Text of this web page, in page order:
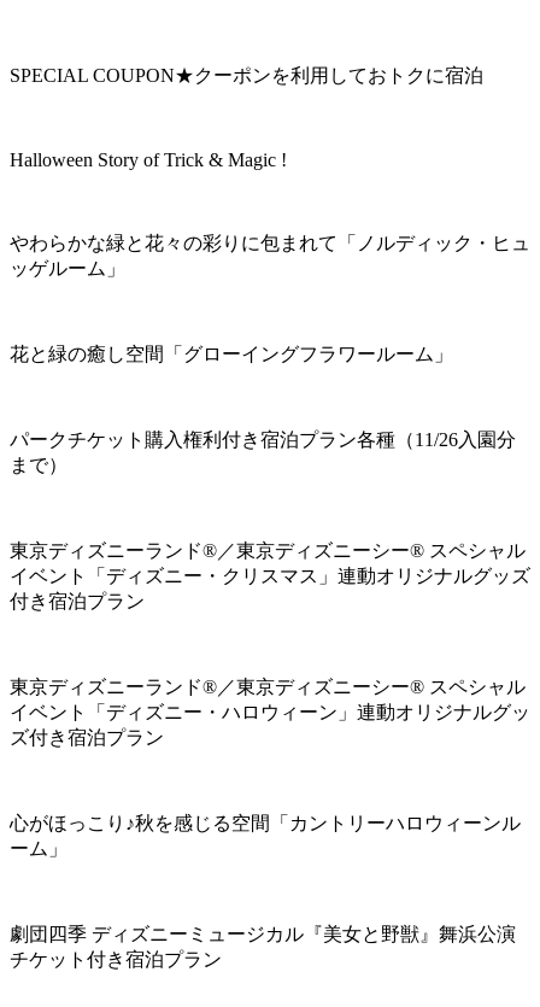
SPECIAL COUPON★クーポンを利用しておトクに宿泊
Halloween Story of Trick & Magic !
やわらかな緑と花々の彩りに包まれて「ノルディック・ヒュ
ッゲルーム」
花と緑の癒し空間「グローイングフラワールーム」
パークチケット購入権利付き宿泊プラン各種（11/26入園分
まで）
東京ディズニーランド®／東京ディズニーシー® スペシャル
イベント「ディズニー・クリスマス」連動オリジナルグッズ
付き宿泊プラン
東京ディズニーランド®／東京ディズニーシー® スペシャル
イベント「ディズニー・ハロウィーン」連動オリジナルグッ
ズ付き宿泊プラン
心がほっこり♪秋を感じる空間「カントリーハロウィーンル
ーム」
劇団四季 ディズニーミュージカル『美女と野獣』舞浜公演
チケット付き宿泊プラン